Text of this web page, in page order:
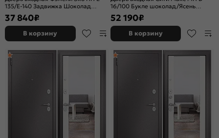
135/E-140 Задвижка Шоколад
ларче/Бьянко ларче, с зеркалом, 2
замка, с ночной задвижкой
37 840₽
В корзину
16/100 Букле шоколад/Ясень
ривьера крем, 2 замка, с ночной
задвижкой
52 190₽
В корзину